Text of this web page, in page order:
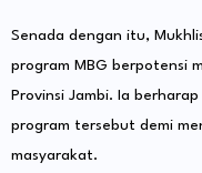
Senada dengan itu,
program MBG berpotensi
Provinsi Jambi. Ia
program tersebut demi
masyarakat.